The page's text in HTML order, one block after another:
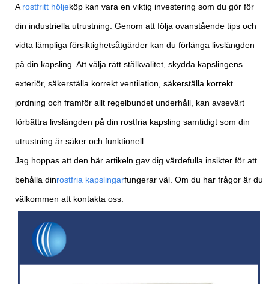
A rostfritt höljeköp kan vara en viktig investering som du gör för
din industriella utrustning. Genom att följa ovanstående tips och
vidta lämpliga försiktighetsåtgärder kan du förlänga livslängden
på din kapsling. Att välja rätt stålkvalitet, skydda kapslingens
exteriör, säkerställa korrekt ventilation, säkerställa korrekt
jordning och framför allt regelbundet underhåll, kan avsevärt
förbättra livslängden på din rostfria kapsling samtidigt som din
utrustning är säker och funktionell.
Jag hoppas att den här artikeln gav dig värdefulla insikter för att
behålla dinrostfria kapslingarfungerar väl. Om du har frågor är du
välkommen att kontakta oss.